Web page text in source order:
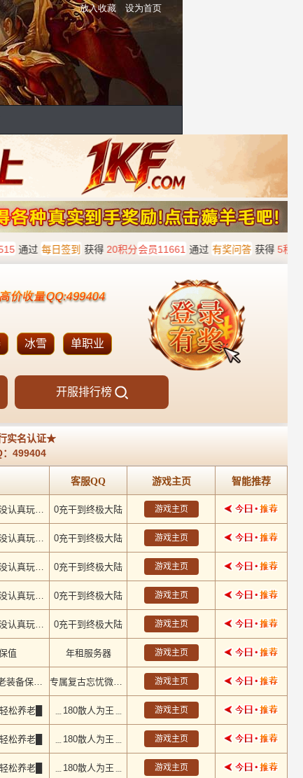
放入收藏 设为首页